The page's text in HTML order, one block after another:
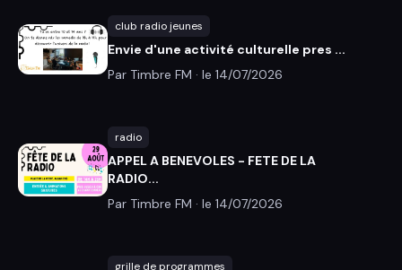
club radio jeunes
Envie d'une activité culturelle pres ...
Par Timbre FM · le 14/07/2026
radio
APPEL A BENEVOLES - FETE DE LA
RADIO...
Par Timbre FM · le 14/07/2026
grille de programmes